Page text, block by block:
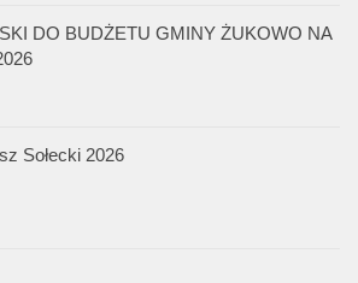
DO BUDŻETU GMINY ŻUKOWO NA
Sołecki 2026